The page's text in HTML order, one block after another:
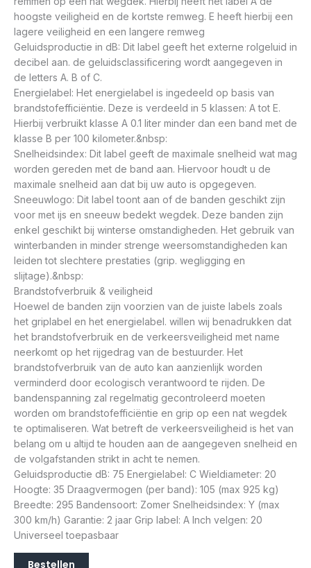
hoogste veiligheid en de kortste remweg. E heeft hierbij een
lagere veiligheid en een langere remweg
Geluidsproductie in dB: Dit label geeft het externe rolgeluid in
decibel aan. de geluidsclassificering wordt aangegeven in
de letters A. B of C.
Energielabel: Het energielabel is ingedeeld op basis van
brandstofefficiëntie. Deze is verdeeld in 5 klassen: A tot E.
Hierbij verbruikt klasse A 0.1 liter minder dan een band met de
klasse B per 100 kilometer.&nbsp:
Snelheidsindex: Dit label geeft de maximale snelheid wat mag
worden gereden met de band aan. Hiervoor houdt u de
maximale snelheid aan dat bij uw auto is opgegeven.
Sneeuwlogo: Dit label toont aan of de banden geschikt zijn
voor met ijs en sneeuw bedekt wegdek. Deze banden zijn
enkel geschikt bij winterse omstandigheden. Het gebruik van
winterbanden in minder strenge weersomstandigheden kan
leiden tot slechtere prestaties (grip. wegligging en
slijtage).&nbsp:
Brandstofverbruik & veiligheid
Hoewel de banden zijn voorzien van de juiste labels zoals
het griplabel en het energielabel. willen wij benadrukken dat
het brandstofverbruik en de verkeersveiligheid met name
neerkomt op het rijgedrag van de bestuurder. Het
brandstofverbruik van de auto kan aanzienlijk worden
verminderd door ecologisch verantwoord te rijden. De
bandenspanning zal regelmatig gecontroleerd moeten
worden om brandstofefficiëntie en grip op een nat wegdek
te optimaliseren. Wat betreft de verkeersveiligheid is het van
belang om u altijd te houden aan de aangegeven snelheid en
de volgafstanden strikt in acht te nemen.
Geluidsproductie dB: 75 Energielabel: C Wieldiameter: 20
Hoogte: 35 Draagvermogen (per band): 105 (max 925 kg)
Breedte: 295 Bandensoort: Zomer Snelheidsindex: Y (max
300 km/h) Garantie: 2 jaar Grip label: A Inch velgen: 20
Universeel toepasbaar
Bestellen